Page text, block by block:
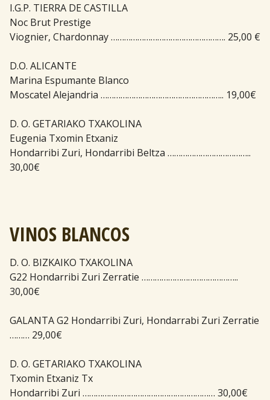
I.G.P. TIERRA DE CASTILLA
Noc Brut Prestige
Viognier, Chardonnay ……………………………………………. 25,00 €
D.O. ALICANTE
Marina Espumante Blanco
Moscatel Alejandria ……………………………………………….. 19,00€
D. O. GETARIAKO TXAKOLINA
Eugenia Txomin Etxaniz
Hondarribi Zuri, Hondarribi Beltza ………………………………..
30,00€
VINOS BLANCOS
D. O. BIZKAIKO TXAKOLINA
G22 Hondarribi Zuri Zerratie ……………………………………..
30,00€
GALANTA G2 Hondarribi Zuri, Hondarrabi Zuri Zerratie
……… 29,00€
D. O. GETARIAKO TXAKOLINA
Txomin Etxaniz Tx
Hondarribi Zuri …………………………………………………… 30,00€